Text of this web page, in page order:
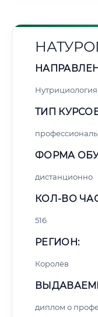
Нутрициология
ТИП
ФОРМА
дистанционно
КОЛ-ВО
516
РЕГИОН:
Королёв
диплом о